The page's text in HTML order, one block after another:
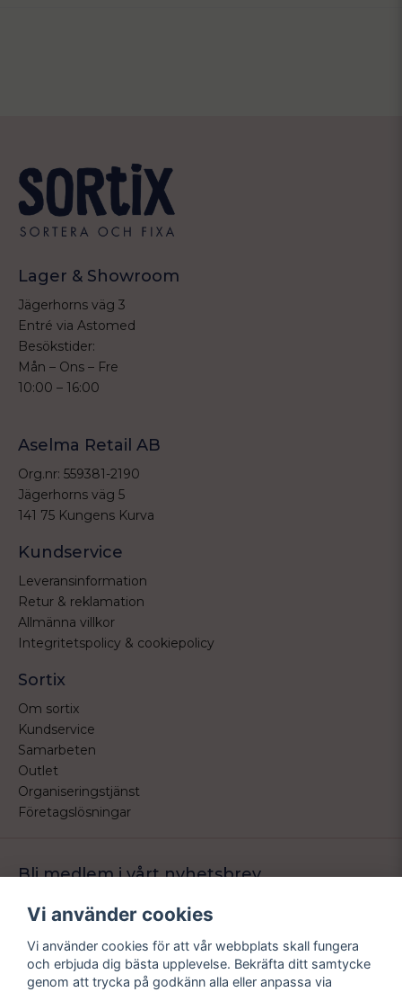
Lager & Showroom
Jägerhorns väg 3
Entré via Astomed
Besökstider:
Mån – Ons – Fre
10:00 – 16:00
Aselma Retail AB
Org.nr: 559381-2190
Jägerhorns väg 5
141 75 Kungens Kurva
Kundservice
Leveransinformation
Retur & reklamation
Allmänna villkor
Integritetspolicy & cookiepolicy
Sortix
Om sortix
Kundservice
Samarbeten
Outlet
Organiseringstjänst
Företagslösningar
Bli medlem i vårt nyhetsbrev
email
Mejladress Skicka
erbjudande.
Vi använder cookies
Vi använder cookies för att vår webbplats skall fungera
och erbjuda dig bästa upplevelse. Bekräfta ditt samtycke
genom att trycka på godkänn alla eller anpassa via